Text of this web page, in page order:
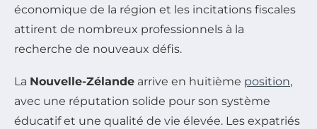
économique de la région et les incitations fiscales
attirent de nombreux professionnels à la
recherche de nouveaux défis.
La Nouvelle-Zélande arrive en huitième position,
avec une réputation solide pour son système
éducatif et une qualité de vie élevée. Les expatriés